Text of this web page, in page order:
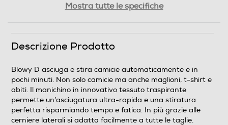
Informazioni sulla sicurezza del prodotto
Clicca qui
Mostra tutte le specifiche
Descrizione Prodotto
Blowy D asciuga e stira camicie automaticamente e in
pochi minuti. Non solo camicie ma anche maglioni, t-shirt e
abiti. Il manichino in innovativo tessuto traspirante
permette un’asciugatura ultra-rapida e una stiratura
perfetta risparmiando tempo e fatica. In più grazie alle
cerniere laterali si adatta facilmente a tutte le taglie.